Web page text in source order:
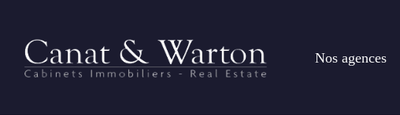
Nos agences